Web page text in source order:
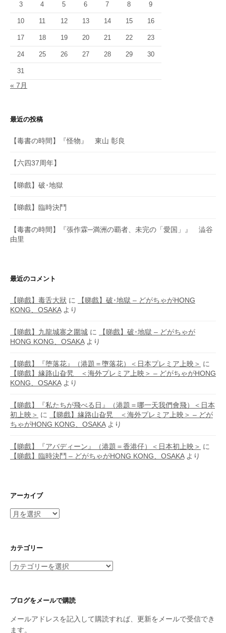
3 4 5 6 7 8 9
10 11 12 13 14 15 16
17 18 19 20 21 22 23
24 25 26 27 28 29 30
31
« 7月
最近の投稿
【毒書の時間】『怪物』 東山 彰良
【六四37周年】
【睇戲】破･地獄
【睇戲】臨時決鬥
【毒書の時間】『張作霖─満洲の覇者、未完の「愛国」』 澁谷
由里
最近のコメント
【睇戲】毒舌大狀 に
【睇戲】破･地獄 – どがちゃがHONG
KONG、OSAKAより
【睇戲】九龍城寨之圍城 に
【睇戲】破･地獄 – どがちゃが
HONG KONG、OSAKAより
【睇戲】『堕落花』（港題＝墮落花）＜日本プレミア上映＞ に
【睇戲】緣路山旮旯 ＜海外プレミア上映＞ – どがちゃがHONG
KONG、OSAKAより
【睇戲】『私たちが飛べる日』（港題＝哪一天我們會飛）＜日本
初上映＞ に
【睇戲】緣路山旮旯 ＜海外プレミア上映＞ – どが
ちゃがHONG KONG、OSAKAより
【睇戲】『アバディーン』（港題＝香港仔）＜日本初上映＞ に
【睇戲】臨時決鬥 – どがちゃがHONG KONG、OSAKAより
アーカイブ
ア
イ
カテゴリー
カ
リ
ブログをメールで購読
メールアドレスを記入して購読すれば、更新をメールで受信でき
ます。